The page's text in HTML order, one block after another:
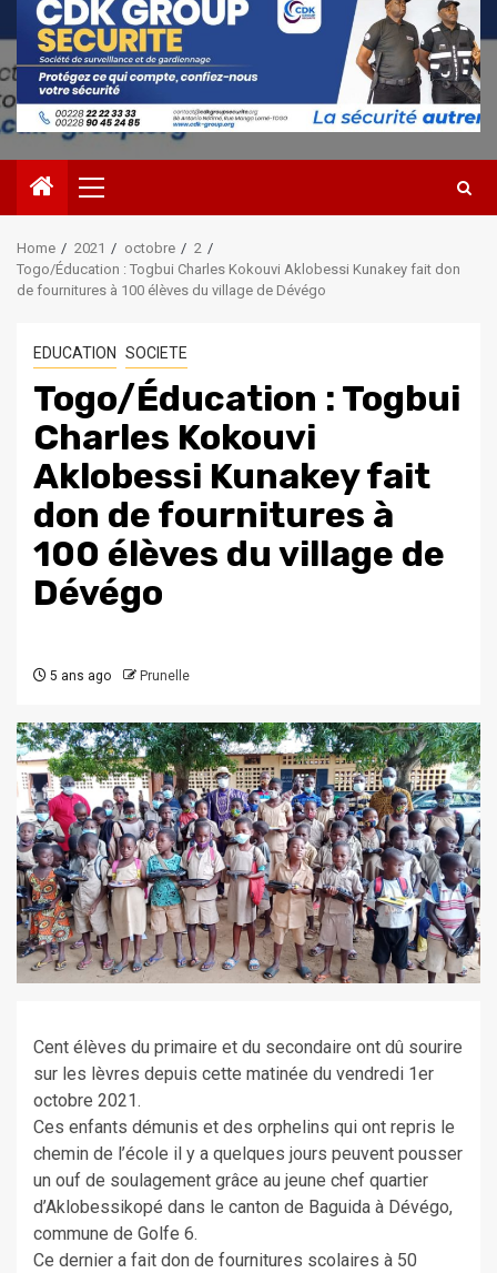
Primary
Menu
Home 2021 octobre
2
Togo/Éducation : Togbui Charles Kokouvi Aklobessi Kunakey fait don
de fournitures à 100 élèves du village de Dévégo
EDUCATION SOCIETE
Togo/Éducation : Togbui
Charles Kokouvi
Aklobessi Kunakey fait
don de fournitures à
100 élèves du village de
Dévégo
5 ans ago Prunelle
Cent élèves du primaire et du secondaire ont dû sourire
sur les lèvres depuis cette matinée du vendredi 1er
octobre 2021.
Ces enfants démunis et des orphelins qui ont repris le
chemin de l’école il y a quelques jours peuvent pousser
un ouf de soulagement grâce au jeune chef quartier
d’Aklobessikopé dans le canton de Baguida à Dévégo,
commune de Golfe 6.
Ce dernier a fait don de fournitures scolaires à 50